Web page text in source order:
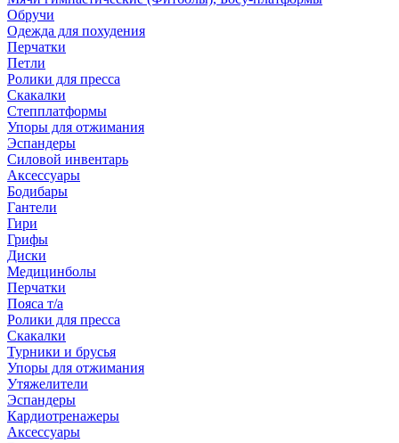
Обручи
Одежда для похудения
Перчатки
Петли
Ролики для пресса
Скакалки
Степплатформы
Упоры для отжимания
Эспандеры
Силовой инвентарь
Аксессуары
Бодибары
Гантели
Гири
Грифы
Диски
Медицинболы
Перчатки
Пояса т/а
Ролики для пресса
Скакалки
Турники и брусья
Упоры для отжимания
Утяжелители
Эспандеры
Кардиотренажеры
Аксессуары